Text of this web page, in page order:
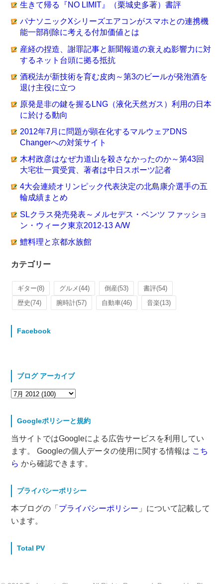
生きて帰る『NO LIMIT』（栗城史多著）書評
パナソニックXシリーズエアコンがスマホとの連携機
能一部削除に考える付加価値とは
産経の捏造、謝罪記事と新聞報道の衰えぬ影響力に対
するネット台頭に拠る抵抗
酒税法が新技術を育む皮肉～第3のビールが発泡酒を
退け主役に立つ
原発是非の鍵を握るLNG（液化天然ガス）利用の日本
に於ける動向
2012年7月に問題が顕在化するマルウェアDNS
Changerへの対策サイト
木村政彦はなぜ力道山を殺さなかったのか～第43回
大宅壮一賞受賞、著者は中日スポーツ記者
4大会連続オリンピック代表決定の北島康介選手の五
輪成績まとめ
SLクラス発売発表～メルセデス・ベンツ ファッショ
ン・ウィーク東京2012-13 A/W
鱧料理と京都水族館
カテゴリー
ギター(8) グルメ(44) 倒産(53) 書評(54)
歴史(74) 腕時計(57) 自動車(46) 音楽(13)
Facebook
ブログ アーカイブ
Googleポリシーと規約
当サイトではGoogleによる広告サービスを利用してい
ます。 Googleの個人データの使用に関する情報は こち
ら から確認できます。
プライバシーポリシー
本ブログの「 プライバシーポリシー 」について記載して
います。
Total PV